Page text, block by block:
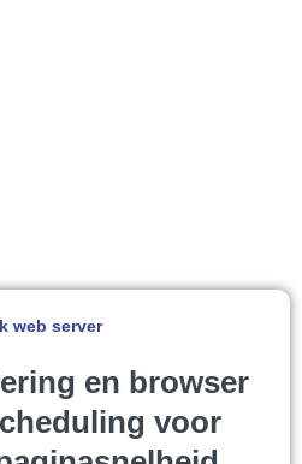
web server
en browser
voor